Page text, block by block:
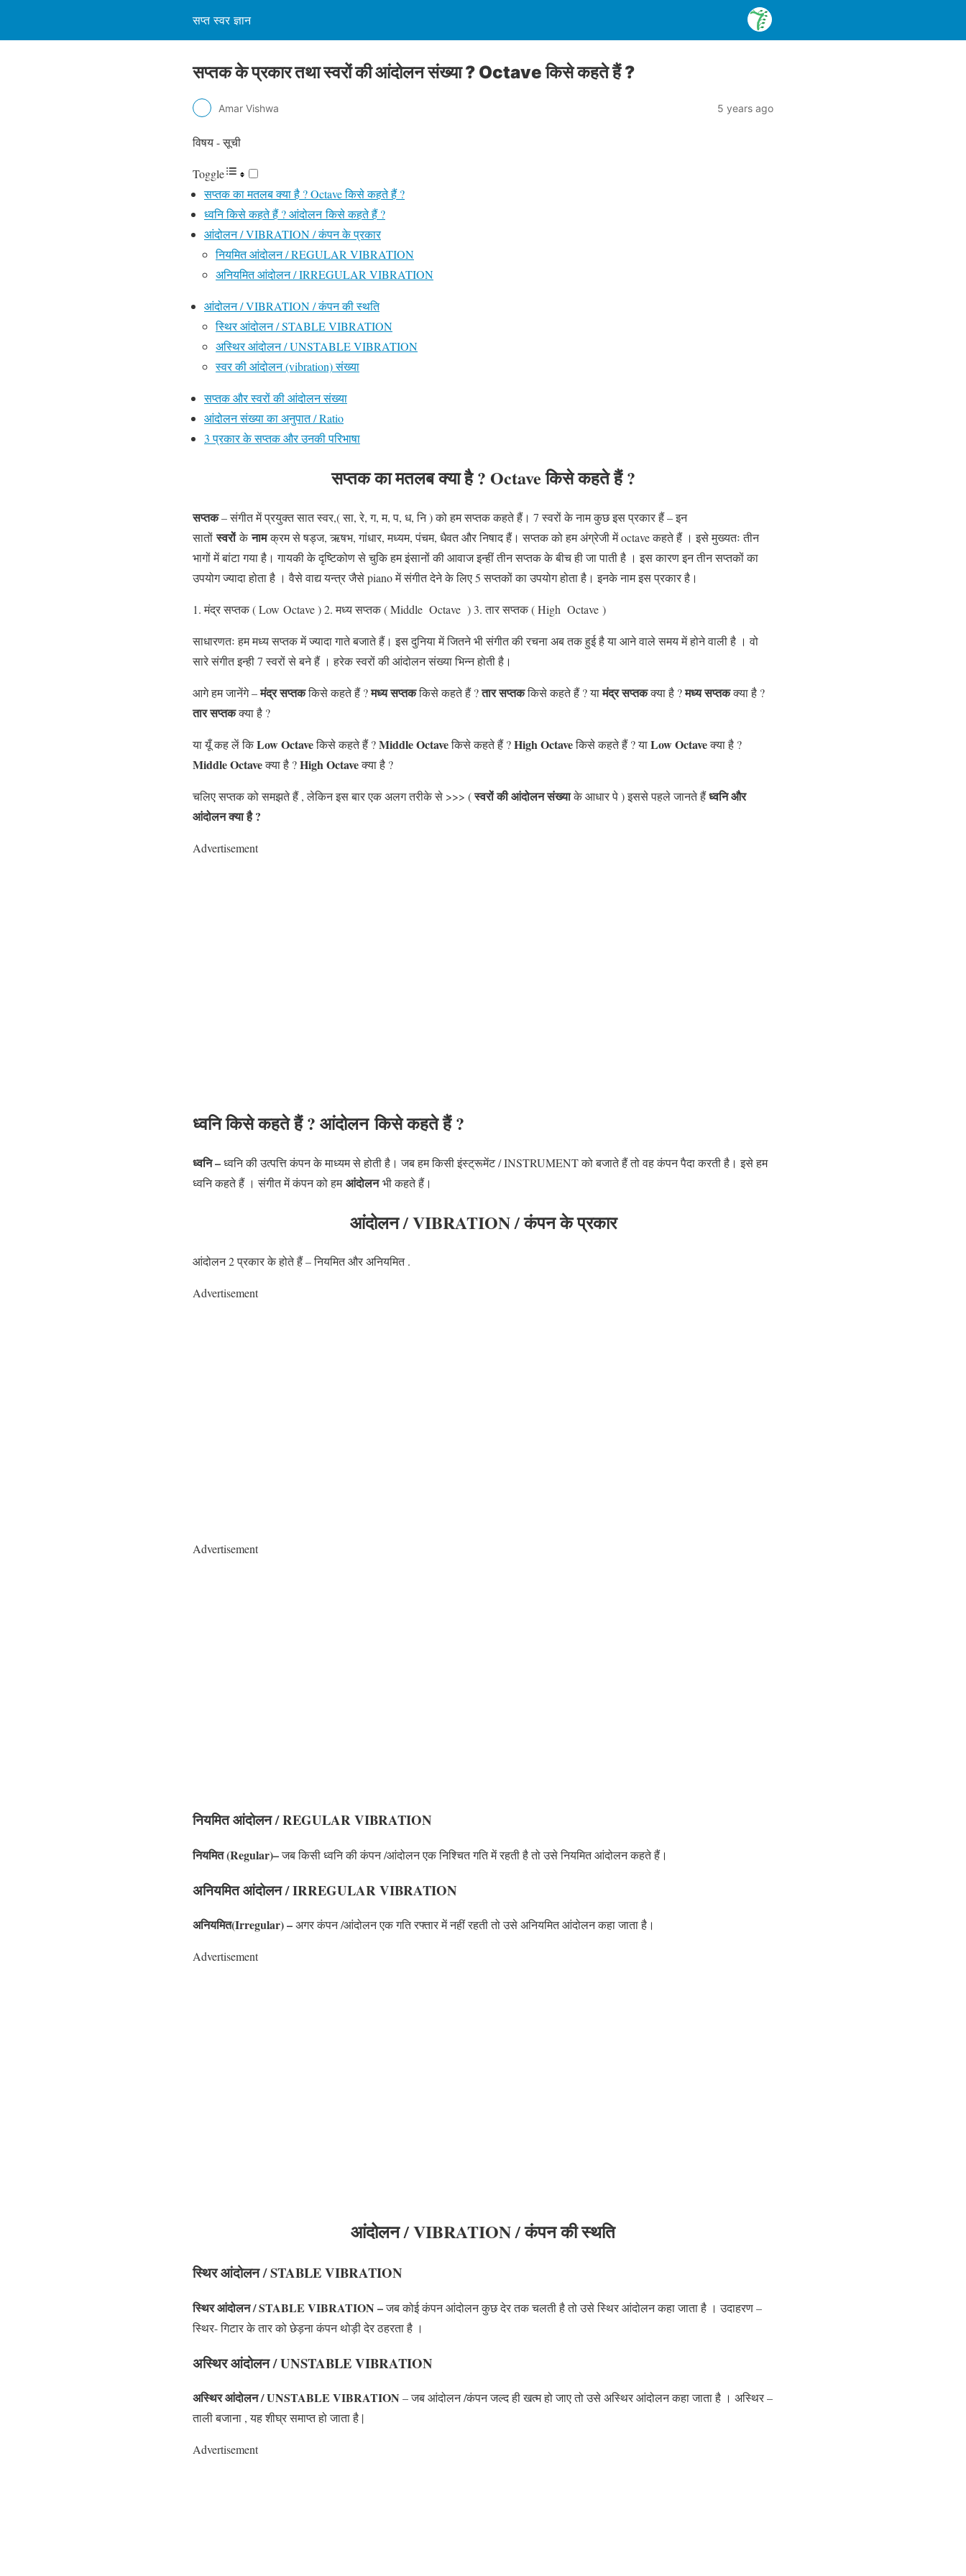
सप्त स्वर ज्ञान
सप्तक के प्रकार तथा स्वरों की आंदोलन संख्या ? Octave किसे कहते हैं ?
Amar Vishwa 5 years ago
विषय - सूची
Toggle
सप्तक का मतलब क्या है ? Octave किसे कहते हैं ?
ध्वनि किसे कहते हैं ? आंदोलन किसे कहते हैं ?
आंदोलन / VIBRATION / कंपन के प्रकार
नियमित आंदोलन / REGULAR VIBRATION
अनियमित आंदोलन / IRREGULAR VIBRATION
आंदोलन / VIBRATION / कंपन की स्थति
स्थिर आंदोलन / STABLE VIBRATION
अस्थिर आंदोलन / UNSTABLE VIBRATION
स्वर की आंदोलन (vibration) संख्या
सप्तक और स्वरों की आंदोलन संख्या
आंदोलन संख्या का अनुपात / Ratio
3 प्रकार के सप्तक और उनकी परिभाषा
सप्तक का मतलबक्या है ? Octave किसे कहते हैं ?
सप्तक– संगीत में प्रयुक्त सात स्वर,( सा, रे, ग, म, प, ध, नि ) को हम सप्तक कहते हैं। 7 स्वरों के नाम कुछ इस प्रकार हैं – इन
सातोंस्वरोंकेनामक्रम से षड्ज, ऋषभ, गांधार, मध्यम, पंचम, धैवत और निषाद हैं। सप्तक को हम अंग्रेजी में octave कहते हैं । इसे मुख्यतः तीन
भागों में बांटा गया है। गायकी के दृष्टिकोण से चुकि हम इंसानों की आवाज इन्हीं तीन सप्तक के बीच ही जा पाती है । इस कारण इन तीन सप्तकों का
उपयोग ज्यादा होता है । वैसे वाद्य यन्त्र जैसे piano में संगीत देने के लिए 5 सप्तकों का उपयोग होता है। इनके नाम इस प्रकार है।
1. मंद्र सप्तक ( Low Octave ) 2. मध्य सप्तक ( Middle Octave ) 3. तार सप्तक ( High Octave )
साधारणतः हम मध्य सप्तक में ज्यादा गाते बजाते हैं। इस दुनिया में जितने भी संगीत की रचना अब तक हुई है या आने वाले समय में होने वाली है । वो
सारे संगीत इन्ही 7 स्वरों से बने हैं । हरेक स्वरों की आंदोलन संख्या भिन्न होती है।
आगे हम जानेंगे –मंद्र सप्तककिसे कहते हैं ?मध्य सप्तककिसे कहते हैं ?तार सप्तककिसे कहते हैं ? यामंद्रसप्तकक्या है ?मध्य सप्तकक्या है ?
तार सप्तकक्या है ?
या यूँ कह लें किLow Octaveकिसे कहते हैं ?Middle Octaveकिसे कहते हैं ?High Octaveकिसे कहते हैं ? याLow Octaveक्या है ?
Middle Octaveक्या है ?High Octaveक्या है ?
चलिए सप्तक को समझते हैं , लेकिन इस बार एक अलग तरीके से >>> (स्वरों की आंदोलन संख्याके आधार पे ) इससे पहले जानते हैंध्वनि और
आंदोलन क्या है ?
Advertisement
ध्वनिकिसे कहते हैं ? आंदोलनकिसे कहते हैं ?
ध्वनि –ध्वनि की उत्पत्ति कंपन के माध्यम से होती है। जब हम किसी इंस्ट्रूमेंट / INSTRUMENT को बजाते हैं तो वह कंपन पैदा करती है। इसे हम
ध्वनि कहते हैं । संगीत में कंपन को हमआंदोलनभी कहते हैं।
आंदोलन / VIBRATION / कंपन केप्रकार
आंदोलन 2 प्रकार के होते हैं – नियमित और अनियमित .
Advertisement
Advertisement
नियमित आंदोलन / REGULAR VIBRATION
नियमित (Regular)–जब किसी ध्वनि की कंपन /आंदोलन एक निश्चित गति में रहती है तो उसे नियमित आंदोलन कहते हैं।
अनियमित आंदोलन / IRREGULAR VIBRATION
अनियमित(Irregular) –अगर कंपन /आंदोलन एक गति रफ्तार में नहीं रहती तो उसे अनियमित आंदोलन कहा जाता है।
Advertisement
आंदोलन / VIBRATION / कंपन कीस्थति
स्थिर आंदोलन / STABLE VIBRATION
स्थिर आंदोलन / STABLE VIBRATION –जब कोई कंपन आंदोलन कुछ देर तक चलती है तो उसे स्थिर आंदोलन कहा जाता है । उदाहरण –
स्थिर- गिटार के तार को छेड़ना कंपन थोड़ी देर ठहरता है ।
अस्थिर आंदोलन / UNSTABLE VIBRATION
अस्थिर आंदोलन / UNSTABLE VIBRATION – जब आंदोलन /कंपन जल्द ही खत्म हो जाए तो उसे अस्थिर आंदोलन कहा जाता है । अस्थिर –
ताली बजाना , यह शीघ्र समाप्त हो जाता है |
Advertisement